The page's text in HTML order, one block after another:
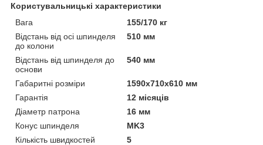
Користувальницькі характеристики
Вага
155/170 кг
Відстань від осі шпинделя
до колони
510 мм
Відстань від шпинделя до
основи
540 мм
Габаритні розміри
1590x710x610 мм
Гарантія
12 місяців
Діаметр патрона
16 мм
Конус шпинделя
MK3
Кількість швидкостей
5